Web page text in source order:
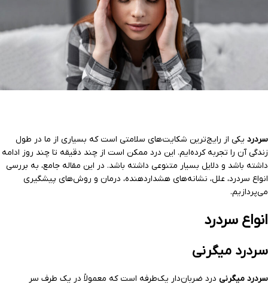
سردرد یکی از رایج‌ترین شکایت‌های سلامتی است که بسیاری از ما در طول
زندگی آن را تجربه کرده‌ایم. این درد ممکن است از چند دقیقه تا چند روز ادامه
داشته باشد و دلایل بسیار متنوعی داشته باشد. در این مقاله جامع، به بررسی
انواع سردرد، علل، نشانه‌های هشداردهنده، درمان و روش‌های پیشگیری
می‌پردازیم.
انواع سردرد
سردرد میگرنی
سردرد میگرنی درد ضربان‌دار یک‌طرفه است که معمولاً در یک طرف سر